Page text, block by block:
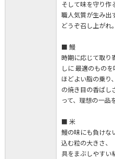
そして味を守り作
職人気質が生み出
どうぞ召し上がれ。
■ 鰻
時期に応じて取り
しに 最適のものを
ほどよい脂の乗り
の焼き目の香ばし
って、理想の一品
■ 米
鰻の味にも負けな
込む粒の大きさ、
具をまぶしやすい